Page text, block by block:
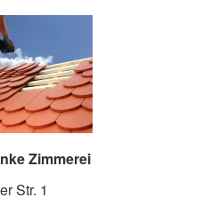
Zimmerei
Str. 1